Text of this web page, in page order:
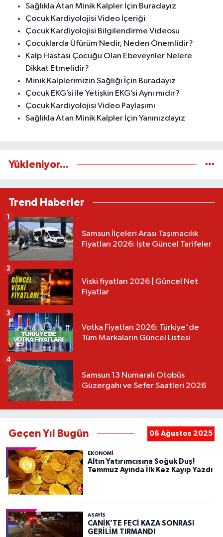
Sağlıkla Atan Minik Kalpler İçin Buradayız
Çocuk Kardiyolojisi Video İçeriği
Çocuk Kardiyolojisi Bilgilendirme Videosu
Çocuklarda Üfürüm Nedir, Neden Önemlidir?
Kalp Hastası Çocuğu Olan Ebeveynler Nelere
Dikkat Etmelidir?
Minik Kalplerimizin Sağlığı İçin Buradayız
Çocuk EKG’si ile Yetişkin EKG’si Aynı mıdır?
Çocuk Kardiyolojisi Video Paylaşımı
Sağlıkla Atan Minik Kalpler İçin Yanınızdayız
Yükleniyor...
Trend Haberler
Samsun İlçeleri Arası Taşımacılık
Fiyatları 2026: İşte Güncel Tarifeler
1
Viski fiyatları 2026 | Güncel Net
Fiyatlar
2
Votka Fiyatları 2026: Türkiye'de
Tüm Markaların Güncel Listesi
3
Samsun 13 Numaralı Otobüs
Güzergahı ve Sefer Saatleri 2026
4
Geçen Yıl Bugün 06 Ağustos 2025
EKONOMİ
Altın Yatırımcısına Soğuk Duş!
Temmuz Ayında İlk Kez Kayıp Yazdı
ASAYIŞ
CANİK’TE FECİ KAZA SONRASI
GERİLİM TIRMANDI